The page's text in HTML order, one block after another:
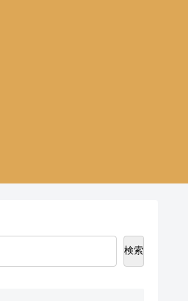
検索